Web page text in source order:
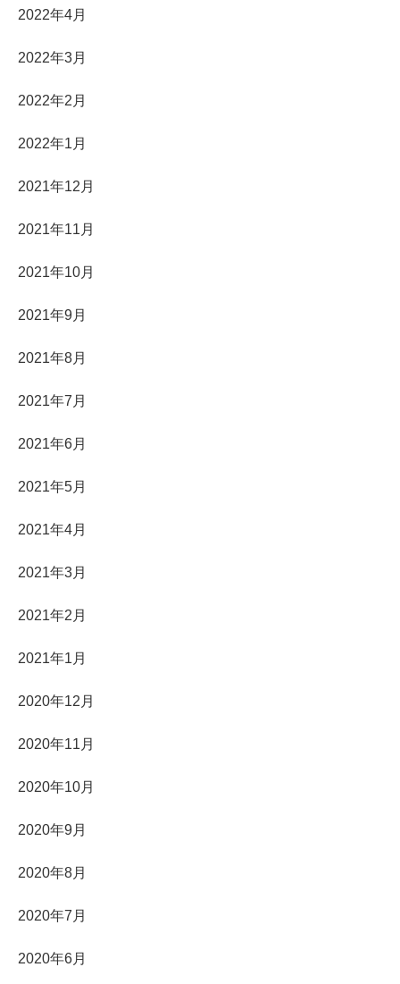
2022年4月
2022年3月
2022年2月
2022年1月
2021年12月
2021年11月
2021年10月
2021年9月
2021年8月
2021年7月
2021年6月
2021年5月
2021年4月
2021年3月
2021年2月
2021年1月
2020年12月
2020年11月
2020年10月
2020年9月
2020年8月
2020年7月
2020年6月